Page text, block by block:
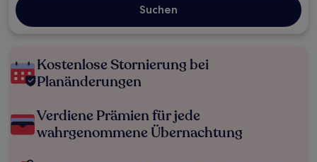
Suchen
Kostenlose Stornierung bei
Planänderungen
Verdiene Prämien für jede
wahrgenommene Übernachtung